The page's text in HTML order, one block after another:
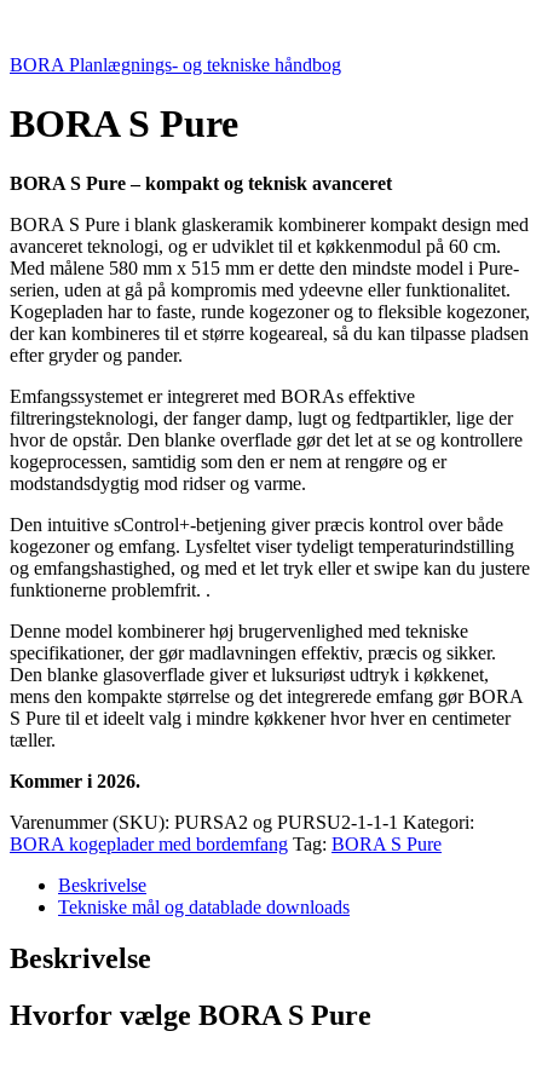
BORA Planlægnings- og tekniske håndbog
BORA S Pure
BORA S Pure – kompakt og teknisk avanceret
BORA S Pure i blank glaskeramik kombinerer kompakt design med
avanceret teknologi, og er udviklet til et køkkenmodul på 60 cm.
Med målene 580 mm x 515 mm er dette den mindste model i Pure-
serien, uden at gå på kompromis med ydeevne eller funktionalitet.
Kogepladen har to faste, runde kogezoner og to fleksible kogezoner,
der kan kombineres til et større kogeareal, så du kan tilpasse pladsen
efter gryder og pander.
Emfangssystemet er integreret med BORAs effektive
filtreringsteknologi, der fanger damp, lugt og fedtpartikler, lige der
hvor de opstår. Den blanke overflade gør det let at se og kontrollere
kogeprocessen, samtidig som den er nem at rengøre og er
modstandsdygtig mod ridser og varme.
Den intuitive sControl+-betjening giver præcis kontrol over både
kogezoner og emfang. Lysfeltet viser tydeligt temperaturindstilling
og emfangshastighed, og med et let tryk eller et swipe kan du justere
funktionerne problemfrit. .
Denne model kombinerer høj brugervenlighed med tekniske
specifikationer, der gør madlavningen effektiv, præcis og sikker.
Den blanke glasoverflade giver et luksuriøst udtryk i køkkenet,
mens den kompakte størrelse og det integrerede emfang gør BORA
S Pure til et ideelt valg i mindre køkkener hvor hver en centimeter
tæller.
Kommer i 2026.
Varenummer (SKU): PURSA2 og PURSU2-1-1-1 Kategori:
BORA kogeplader med bordemfang Tag: BORA S Pure
Beskrivelse
Tekniske mål og datablade downloads
Beskrivelse
Hvorfor vælge BORA S Pure